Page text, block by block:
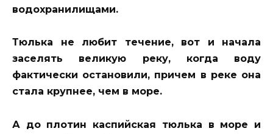
водохранилищами.
Тюлька не любит течение, вот и начала
заселять великую реку, когда воду
фактически остановили, причем в реке она
стала крупнее, чем в море.
А до плотин каспийская тюлька в море и